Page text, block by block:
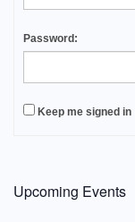
Password:
Keep me signed in
Upcoming Events